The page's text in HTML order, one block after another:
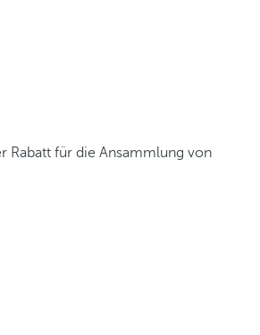
Rabatt für die Ansammlung von